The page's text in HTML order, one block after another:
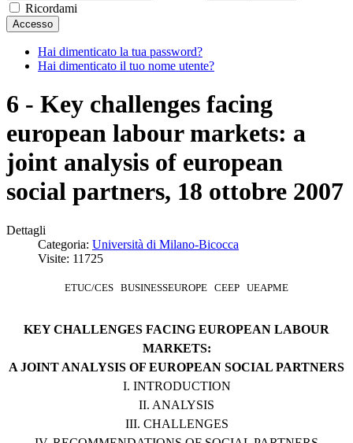
Ricordami
Accesso
Hai dimenticato la tua password?
Hai dimenticato il tuo nome utente?
6 - Key challenges facing
european labour markets: a
joint analysis of european
social partners, 18 ottobre 2007
Dettagli
Categoria: Università di Milano-Bicocca
Visite: 11725
ETUC/CES BUSINESSEUROPE CEEP UEAPME
KEY CHALLENGES FACING EUROPEAN LABOUR
MARKETS:
A JOINT ANALYSIS OF EUROPEAN SOCIAL PARTNERS
I. INTRODUCTION
II. ANALYSIS
III. CHALLENGES